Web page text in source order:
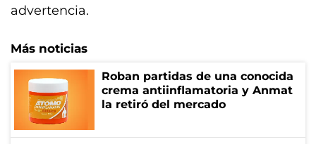
advertencia.
Más noticias
Roban partidas de una conocida
crema antiinflamatoria y Anmat
la retiró del mercado